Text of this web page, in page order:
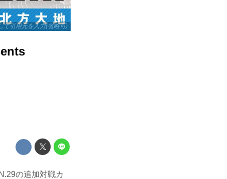
て引用元を入力(省略可)
の追加対戦カ